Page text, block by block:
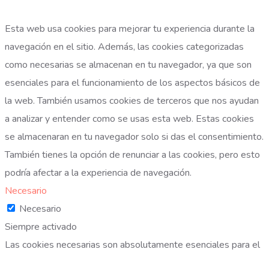
Esta web usa cookies para mejorar tu experiencia durante la
navegación en el sitio. Además, las cookies categorizadas
como necesarias se almacenan en tu navegador, ya que son
esenciales para el funcionamiento de los aspectos básicos de
la web. También usamos cookies de terceros que nos ayudan
a analizar y entender como se usas esta web. Estas cookies
se almacenaran en tu navegador solo si das el consentimiento.
También tienes la opción de renunciar a las cookies, pero esto
podría afectar a la experiencia de navegación.
Necesario
Necesario
Siempre activado
Las cookies necesarias son absolutamente esenciales para el